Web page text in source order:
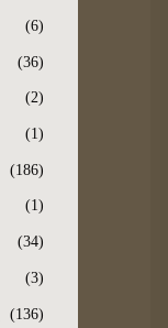
(6)
(36)
(2)
(1)
(186)
(1)
(34)
(3)
(136)